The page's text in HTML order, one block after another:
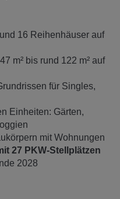
16 Reihenhäuser auf
m² bis rund 122 m² auf
für Singles,
Einheiten: Gärten,
mit Wohnungen
27 PKW-Stellplätzen
2028